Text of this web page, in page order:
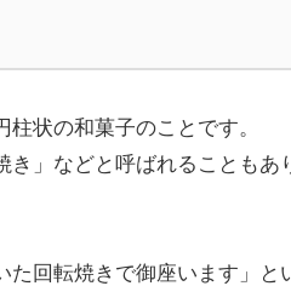
状の和菓子のことです。
き」などと呼ばれることもあ
た回転焼きで御座います」と